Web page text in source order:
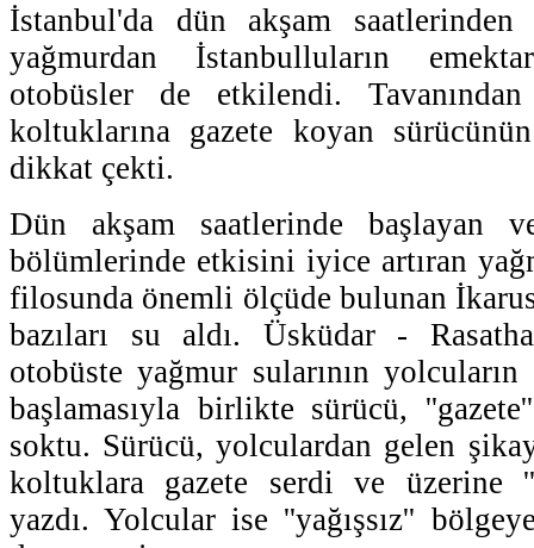
İstanbul'da dün akşam
yağmurdan İstanbulluların
otobüsler de etkilendi.
koltuklarına gazete koyan
dikkat çekti.
Dün akşam saatlerinde başlayan
bölümlerinde etkisini iyice artıran
filosunda önemli ölçüde bulunan
bazıları su aldı. Üsküdar -
otobüste yağmur sularının yolcuların
başlamasıyla birlikte sürücü,
soktu. Sürücü, yolculardan gelen
koltuklara gazete serdi ve üzerine
yazdı. Yolcular ise ''yağışsız''